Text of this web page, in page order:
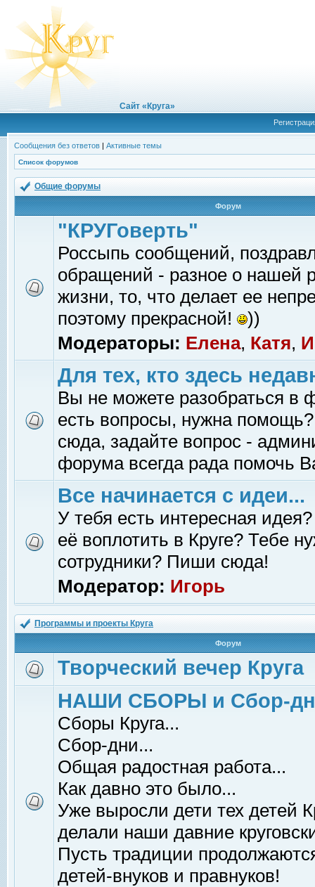
Сайт «Круга»
Сообщения без ответов | Активные темы
Список форумов
Общие форумы
Форум
"КРУГоверть"
Россыпь сообщений,
обращений - разное о нашей
жизни, то, что делает ее
поэтому прекрасной!
))
Модераторы: Елена, Катя,
Для тех, кто здесь
Вы не можете разобраться в
есть вопросы, нужна помощь?
сюда, задайте вопрос -
форума всегда рада помочь
Все начинается с идеи...
У тебя есть интересная
её воплотить в Круге? Тебе
сотрудники? Пиши сюда!
Модератор: Игорь
Программы и проекты Круга
Форум
Творческий вечер Круга
НАШИ СБОРЫ и Сбор-
Сборы Круга...
Сбор-дни...
Общая радостная работа...
Как давно это было...
Уже выросли дети тех детей
делали наши давние
Пусть традиции
детей-внуков и правнуков!